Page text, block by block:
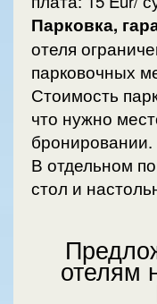
Парковка,
отеля
парковочных
Стоимость парковки: 8 Eur/
что нужно место в гараже, сообщать при
бронировании.
В отдельном помещении есть бильярдный
стол и
отелям